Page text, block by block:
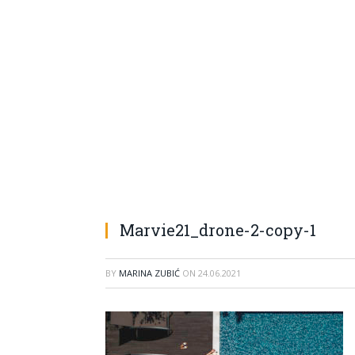
Marvie21_drone-2-copy-1
BY MARINA ZUBIĆ ON 24.06.2021